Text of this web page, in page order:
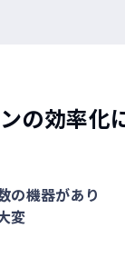
の効率化
の機器があり
変